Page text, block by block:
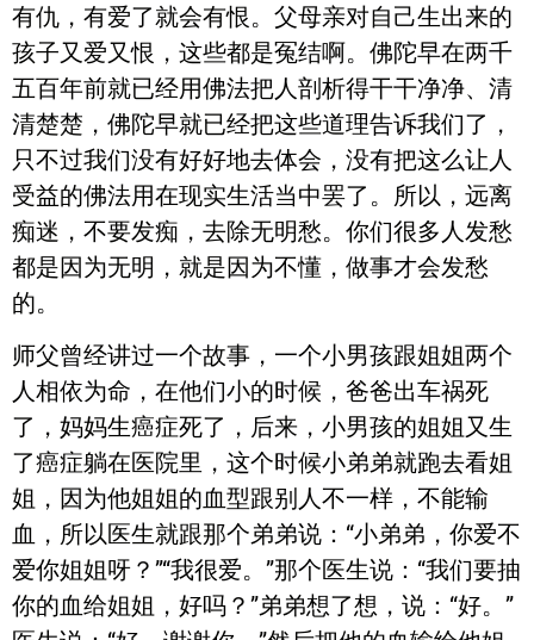
有仇，有爱了就会有恨。父母亲对自己生出来的
孩子又爱又恨，这些都是冤结啊。佛陀早在两千
五百年前就已经用佛法把人剖析得干干净净、清
清楚楚，佛陀早就已经把这些道理告诉我们了，
只不过我们没有好好地去体会，没有把这么让人
受益的佛法用在现实生活当中罢了。所以，远离
痴迷，不要发痴，去除无明愁。你们很多人发愁
都是因为无明，就是因为不懂，做事才会发愁
的。
师父曾经讲过一个故事，一个小男孩跟姐姐两个
人相依为命，在他们小的时候，爸爸出车祸死
了，妈妈生癌症死了，后来，小男孩的姐姐又生
了癌症躺在医院里，这个时候小弟弟就跑去看姐
姐，因为他姐姐的血型跟别人不一样，不能输
血，所以医生就跟那个弟弟说：“小弟弟，你爱不
爱你姐姐呀？”“我很爱。”那个医生说：“我们要抽
你的血给姐姐，好吗？”弟弟想了想，说：“好。”